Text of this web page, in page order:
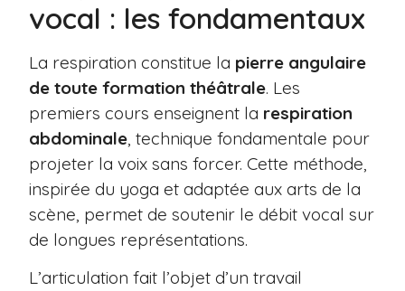
vocal : les fondamentaux
La respiration constitue la pierre angulaire
de toute formation théâtrale. Les
premiers cours enseignent la respiration
abdominale , technique fondamentale pour
projeter la voix sans forcer. Cette méthode,
inspirée du yoga et adaptée aux arts de la
scène, permet de soutenir le débit vocal sur
de longues représentations.
L’articulation fait l’objet d’un travail